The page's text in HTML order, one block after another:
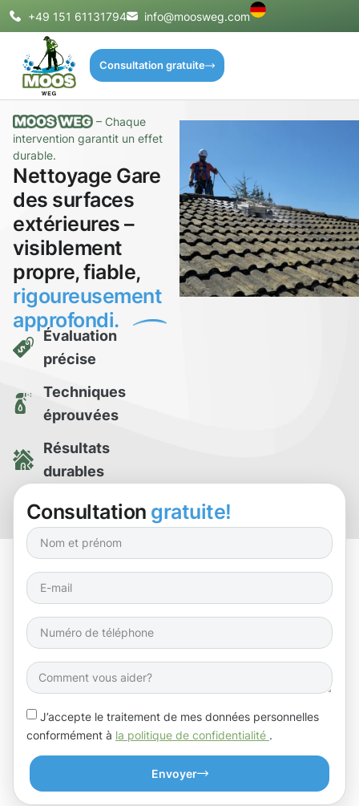
+49 151 61131794 info@moosweg.com
Consultation gratuite
– Chaque
intervention garantit un effet
durable.
Nettoyage Gare
des surfaces
extérieures –
visiblement
propre, fiable,
rigoureusement
approfondi.
Évaluation
précise
Techniques
éprouvées
Résultats
durables
Essai de
nettoyage gratuit
Consultation gratuite!
J’accepte le traitement de mes données personnelles
conformément à la politique de confidentialité
Envoyer